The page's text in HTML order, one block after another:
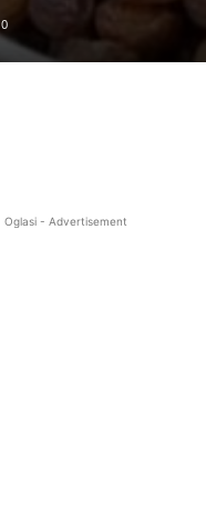
0
Oglasi - Advertisement